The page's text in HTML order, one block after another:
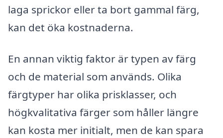
laga sprickor eller ta bort gammal färg,
kan det öka kostnaderna.
En annan viktig faktor är typen av färg
och de material som används. Olika
färgtyper har olika prisklasser, och
högkvalitativa färger som håller längre
kan kosta mer initialt, men de kan spara